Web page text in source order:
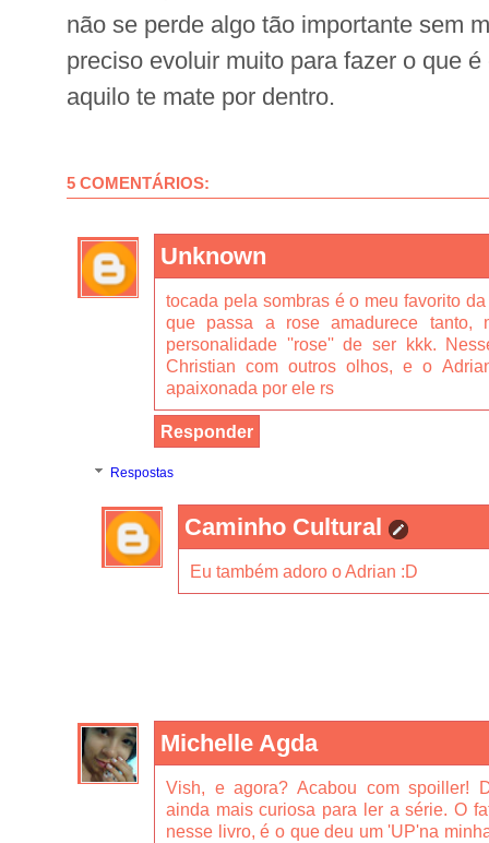
não se perde algo tão importante sem
preciso evoluir muito para fazer o que
aquilo te mate por dentro.
5 COMENTÁRIOS:
Unknown
tocada pela sombras é o meu favorito
que passa a rose amadurece
personalidade ''rose'' de ser kkk.
Christian com outros olhos, e o
apaixonada por ele rs
Responder
Respostas
Caminho Cultural
Eu também adoro o Adrian :D
Michelle Agda
Vish, e agora? Acabou com spoiller!
ainda mais curiosa para ler a série. O
nesse livro, é o que deu um 'UP'na